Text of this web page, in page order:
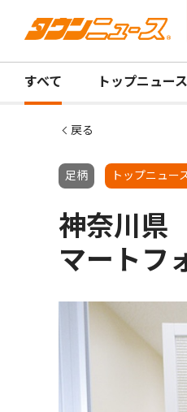
すべて トップニュース
戻る
足柄 トップニュー
神奈川県
マートフ